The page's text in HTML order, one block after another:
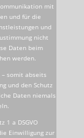
mit
und für die
und
nicht
Daten beim
werden.
– somit abseits
und den Schutz
Daten niemals
1 a DSGVO
Einwilligung zur